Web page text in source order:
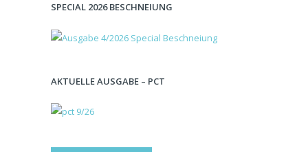
SPECIAL 2026 BESCHNEIUNG
AKTUELLE AUSGABE – PCT